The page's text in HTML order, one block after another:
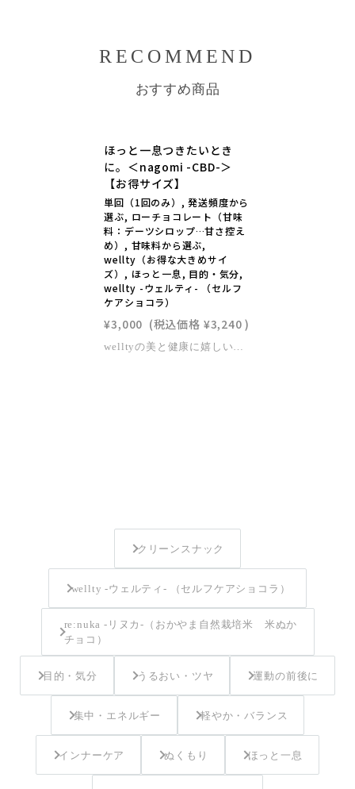
RECOMMEND
おすすめ商品
ほっと一息つきたいとき
に。＜nagomi -CBD-＞
【お得サイズ】
単回（1回のみ）, 発送頻度から
選ぶ, ローチョコレート（甘味
料：デーツシロップ…甘さ控え
め）, 甘味料から選ぶ,
wellty（お得な大きめサイ
ズ）, ほっと一息, 目的・気分,
wellty -ウェルティ- （セルフ
ケアショコラ）
¥3,000 (税込価格 ¥3,240 )
welltyの美と健康に嬉しい特徴wellty chocolateの最大の特徴はローチョコレートであること。非加熱もしくは低温で焙煎をした「生の状態のカカオ豆」を使用し、製造段階においても48度を超えないよう温度管理をして製造しています。そうすることで、カカオ豆が本来持っている酵素やビタミンCなどの加熱に弱い美容と健康に嬉しい栄養素もそのまま摂り入れるというのがローチョコレートの考え方です。※「ロー」には「生（raw）」の意味があります。※welltyではベースのチョコレートはローですが、トッピングの種類によっては高温で加工しているものもあります。 nagomi -CBD-ほっと一息つきたいときや、リラックスタイムにおすすめのCBD入りチョコレート。CBDとはヘンプから抽出される成分カンナビノイドの一種。近年注目を浴び続けており、今では1,000を超える研究論文が発表されています。 ※wellty chocolateの「nagomi -CBD-」は、2024年12月12日の法改正後の基準を満たした商品を販売しております。※CBDが含まれるため妊娠中・授乳中の摂取はお避けください。【商品詳細】原材料：ローカカオバター、デーツシロップ、ローカカオパウダー、麻抽出物末大きさ(約)：H155mm×W75mm特定原材料28品目：なし賞味期限：2026/10/05※ローカカオバター、ローカカオパウダーはペルーもしくはエクアドルのフェアトレードカカオを使用しています。（ペルー：有機JAS認証取得、エクアドル：USDAのORGANIC、ヨーロッパのBIO認証を取得）※デーツシロップは栽培期間中農薬不使用のものを100％使用しています。【ご注意点】・製造工場では、アーモンドを含む製品も製造しています。・すべてハンドメイドのため、商品ごとに大きさや内容量に個体差がございます。・表記はおおよその目安となりますのであらかじめご了承ください。・直射日光、高温多湿の場所を避けて28℃以下の涼しいところに保存して下さい。
クリーンスナック
wellty -ウェルティ- （セルフケアショコラ）
re:nuka -リヌカ-（おかやま自然栽培米 米ぬか
チョコ）
目的・気分 うるおい・ツヤ 運動の前後に
集中・エネルギー 軽やか・バランス
インナーケア ぬくもり ほっと一息